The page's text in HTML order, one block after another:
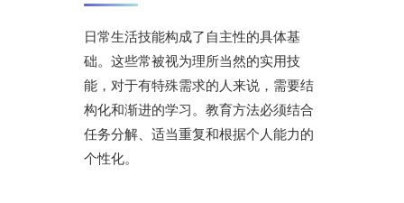
日常生活技能构成了自主性的具体基
础。这些常被视为理所当然的实用技
能，对于有特殊需求的人来说，需要结
构化和渐进的学习。教育方法必须结合
任务分解、适当重复和根据个人能力的
个性化。